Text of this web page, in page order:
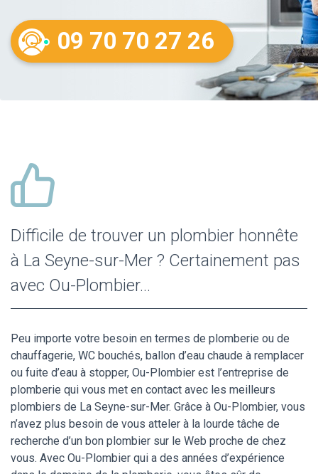
09 70 70 27 26
Difficile de trouver un plombier honnête
à La Seyne-sur-Mer ? Certainement pas
avec Ou-Plombier…
Peu importe votre besoin en termes de plomberie ou de
chauffagerie, WC bouchés, ballon d’eau chaude à remplacer
ou fuite d’eau à stopper, Ou-Plombier est l’entreprise de
plomberie qui vous met en contact avec les meilleurs
plombiers de La Seyne-sur-Mer. Grâce à Ou-Plombier, vous
n’avez plus besoin de vous atteler à la lourde tâche de
recherche d’un bon plombier sur le Web proche de chez
vous. Avec Ou-Plombier qui a des années d’expérience